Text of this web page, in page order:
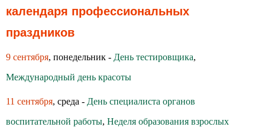
календаря профессиональных
праздников
9 сентября, понедельник - День тестировщика,
Международный день красоты
11 сентября, среда - День специалиста органов
воспитательной работы, Неделя образования взрослых